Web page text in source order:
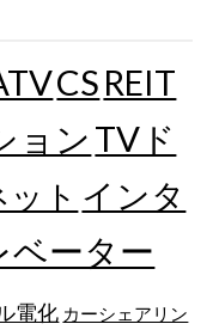
CS REIT
ョン TVド
ト インタ
ベーター
電化 カーシェアリン